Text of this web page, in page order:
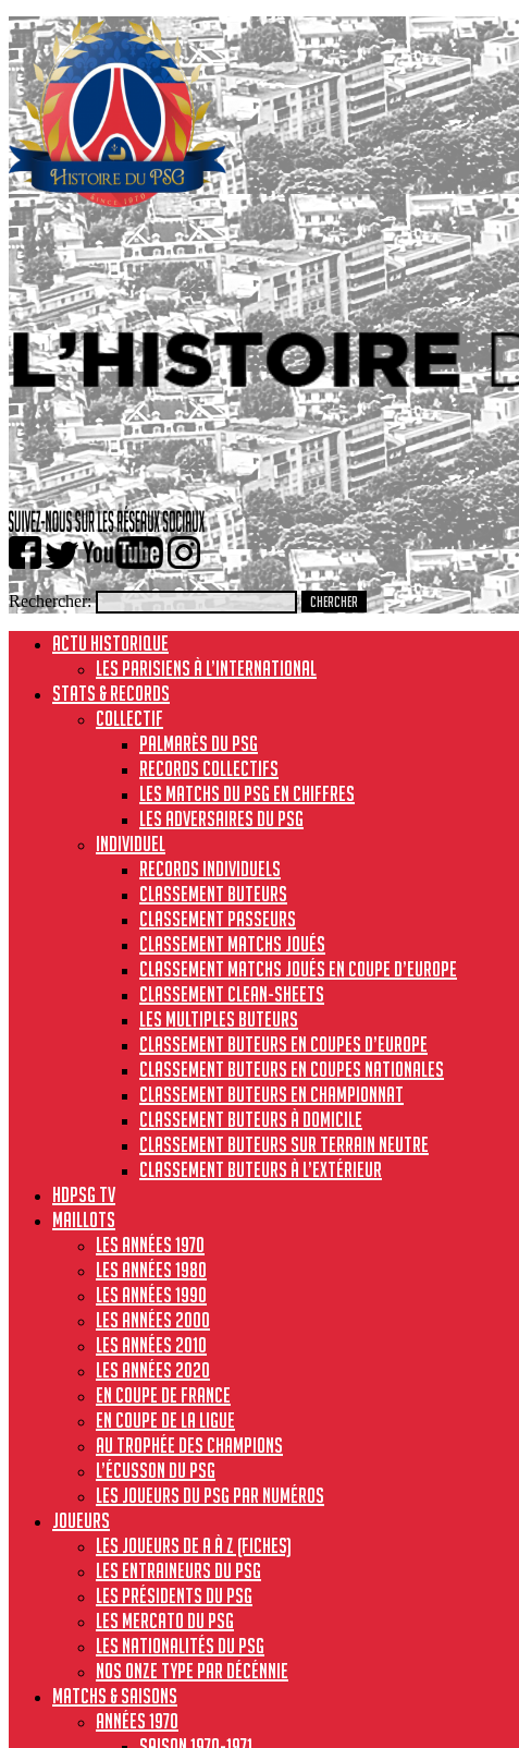
Rechercher:
ACTU HISTORIQUE
Les Parisiens à l’international
STATS & RECORDS
Collectif
Palmarès du PSG
Records collectifs
Les matchs du PSG en chiffres
Les adversaires du PSG
Individuel
Records individuels
Classement buteurs
Classement passeurs
Classement matchs joués
Classement matchs joués en Coupe d’Europe
Classement clean-sheets
Les multiples buteurs
Classement buteurs en coupes d’Europe
Classement buteurs en coupes nationales
Classement buteurs en championnat
Classement buteurs à domicile
Classement buteurs sur terrain neutre
Classement buteurs à l’extérieur
HdPSG TV
MAILLOTS
Les années 1970
Les années 1980
Les années 1990
Les années 2000
Les années 2010
Les années 2020
En Coupe de France
En Coupe de la Ligue
Au Trophée des Champions
L’écusson du PSG
Les joueurs du PSG par numéros
JOUEURS
Les joueurs de A à Z (fiches)
Les entraineurs du PSG
Les présidents du PSG
Les Mercato du PSG
Les nationalités du PSG
Nos onze type par décénnie
MATCHS & SAISONS
Années 1970